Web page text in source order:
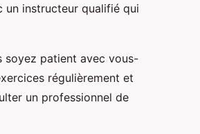
un instructeur qualifié qui
soyez patient avec vous-
régulièrement et
un professionnel de